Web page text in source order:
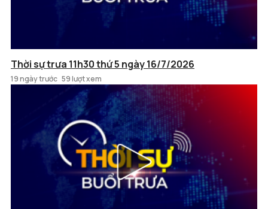
Thời sự trưa 11h30 thứ 5 ngày 16/7/2026
19 ngày trước 59 lượt xem